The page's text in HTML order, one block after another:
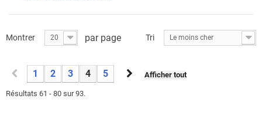
Tri Le moins cher
Montrer 20 par page
Afficher tout
1 2 3 4 5
Résultats 61 - 80 sur 93.